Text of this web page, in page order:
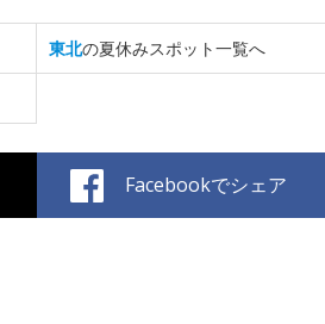
東北の夏休みスポット一覧へ
Facebookでシェア